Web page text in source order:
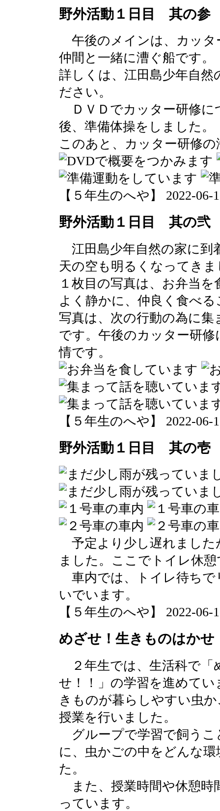
野外活動１日目 其の参
午後のメインは、カッタ
仲間と一緒に漕ぐ船です。
詳しくは、江田島少年自
ださい。
ＤＶＤでカッター研修に
後、準備体操をしました。
このあと、カッター研修
【５年生のへや】 2022-06-
野外活動１日目 其の弐
江田島少年自然の家に到
天の空も明るくなってきま
１枚目の写真は、お弁当
よく静かに、仲良く食べ
写真は、次の行動の為に
です。午後のカッター研
情です。
【５年生のへや】 2022-06-
野外活動１日目 其の壱
予定より少し遅れました
ました。ここでトイレ休
車内では、トイレ待ちで
いでいます。
【５年生のへや】 2022-06-
めざせ！生きものはかせ
２年生では、生活科で「
せ！！」の学習を進めて
きものが暮らしやすい虫
授業を行いました。
グループで学習で飼うこ
に、虫かごの中をどんな
た。
また、授業時間や休憩時
っています。